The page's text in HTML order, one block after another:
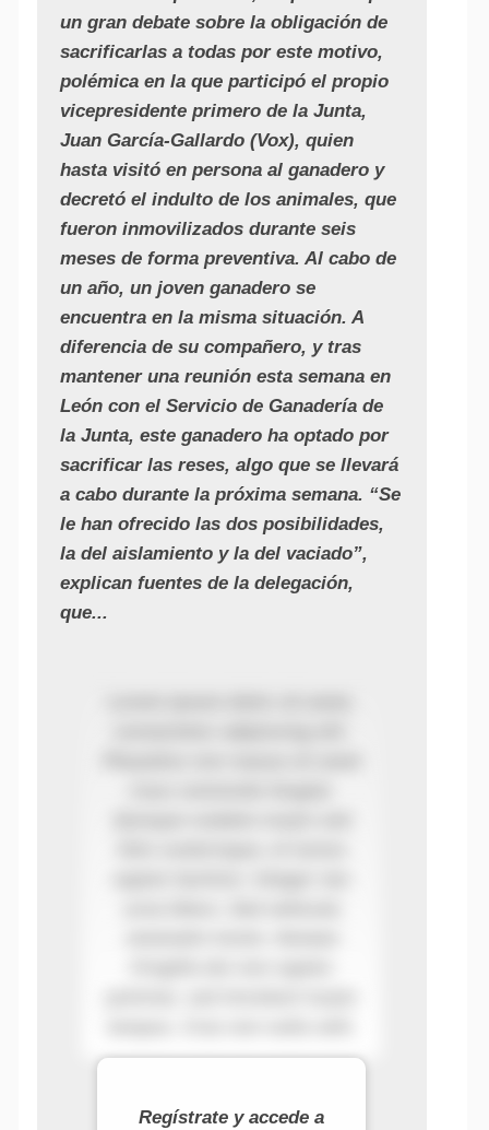
un gran debate sobre la obligación de
sacrificarlas a todas por este motivo,
polémica en la que participó el propio
vicepresidente primero de la Junta,
Juan García-Gallardo (Vox), quien
hasta visitó en persona al ganadero y
decretó el indulto de los animales, que
fueron inmovilizados durante seis
meses de forma preventiva. Al cabo de
un año, un joven ganadero se
encuentra en la misma situación. A
diferencia de su compañero, y tras
mantener una reunión esta semana en
León con el Servicio de Ganadería de
la Junta, este ganadero ha optado por
sacrificar las reses, algo que se llevará
a cabo durante la próxima semana. “Se
le han ofrecido las dos posibilidades,
la del aislamiento y la del vaciado”,
explican fuentes de la delegación,
que...
Regístrate y accede a